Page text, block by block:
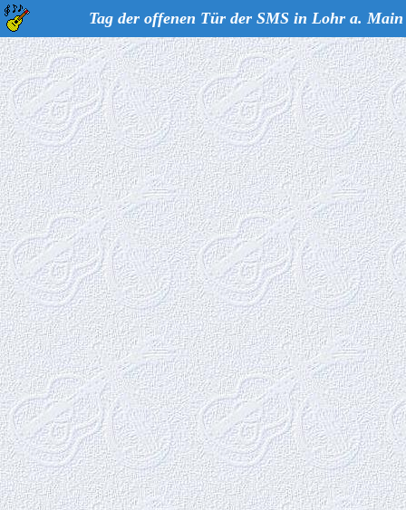
Tag der offenen Tür der SMS in Lohr a. Main